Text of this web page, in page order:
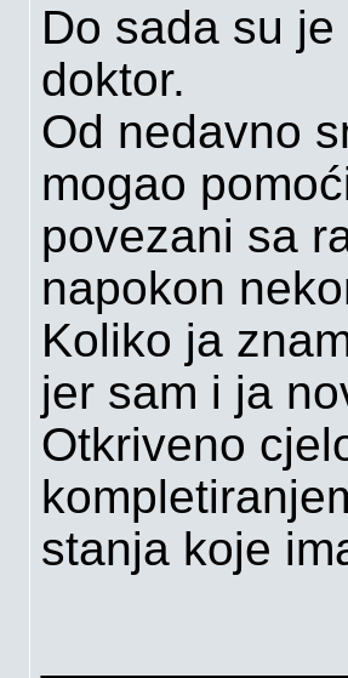
Do sada su
doktor.
Od nedavno
mogao
povezani sa
napokon
Koliko ja
jer sam i ja
Otkriveno
stanja koje